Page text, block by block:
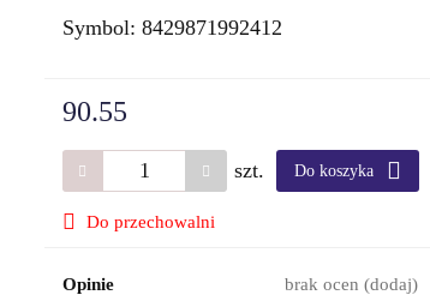
Symbol: 8429871992412
90.55
szt. Do koszyka
Do przechowalni
Opinie brak ocen (dodaj)